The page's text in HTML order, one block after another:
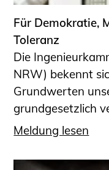
Für Demokratie,
Toleranz
Die
NRW) bekennt
Grundwerten
grundgesetzlich
Meldung lesen